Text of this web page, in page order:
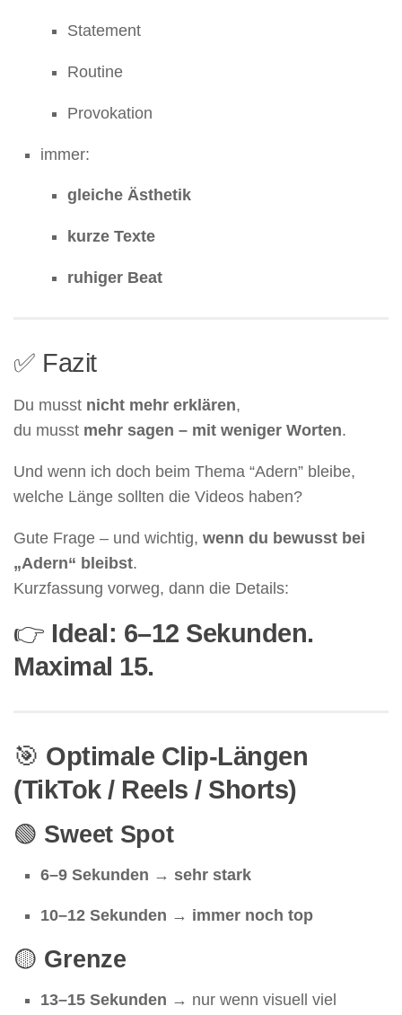
Statement
Routine
Provokation
immer:
gleiche Ästhetik
kurze Texte
ruhiger Beat
✅ Fazit
Du musst nicht mehr erklären,
du musst mehr sagen – mit weniger Worten.
Und wenn ich doch beim Thema “Adern” bleibe,
welche Länge sollten die Videos haben?
Gute Frage – und wichtig, wenn du bewusst bei
„Adern“ bleibst.
Kurzfassung vorweg, dann die Details:
👉 Ideal: 6–12 Sekunden.
Maximal 15.
🎯 Optimale Clip-Längen
(TikTok / Reels / Shorts)
🟢 Sweet Spot
6–9 Sekunden → sehr stark
10–12 Sekunden → immer noch top
🟡 Grenze
13–15 Sekunden → nur wenn visuell viel